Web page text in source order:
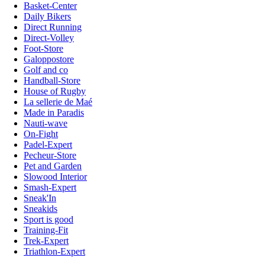
Basket-Center
Daily Bikers
Direct Running
Direct-Volley
Foot-Store
Galoppostore
Golf and co
Handball-Store
House of Rugby
La sellerie de Maé
Made in Paradis
Nauti-wave
On-Fight
Padel-Expert
Pecheur-Store
Pet and Garden
Slowood Interior
Smash-Expert
Sneak'In
Sneakids
Sport is good
Training-Fit
Trek-Expert
Triathlon-Expert